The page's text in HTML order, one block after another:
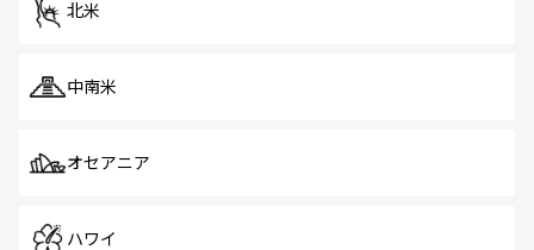
北米
中南米
オセアニア
ハワイ